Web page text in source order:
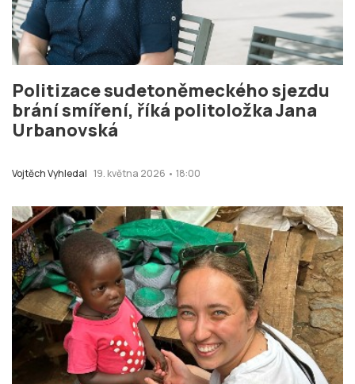
Politizace sudetoněmeckého sjezdu
brání smíření, říká politoložka Jana
Urbanovská
Vojtěch Vyhledal 19. května 2026 • 18:00